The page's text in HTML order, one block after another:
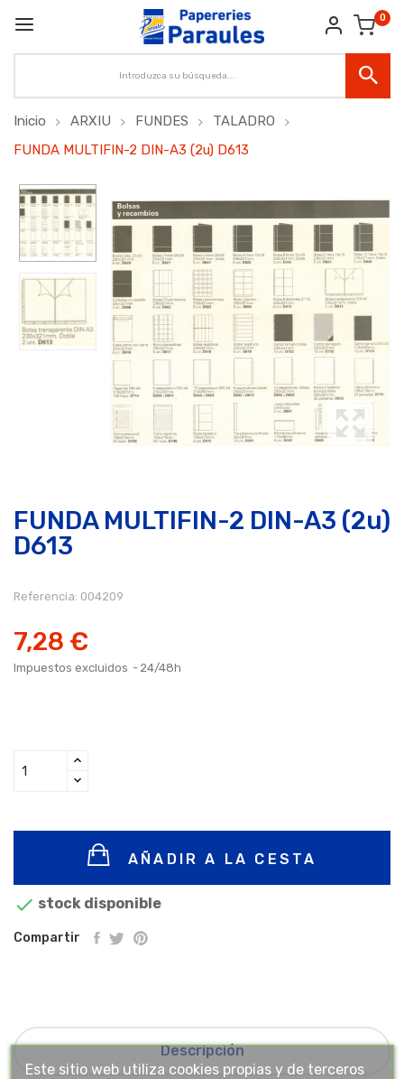
0
Inicio ARXIU FUNDES
TALADRO
FUNDA MULTIFIN-2 DIN-A3 (2u) D613
FUNDA MULTIFIN-2 DIN-A3 (2u)
D613
Referencia: 004209
7,28 €
Impuestos excluidos 24/48h
AÑADIR A LA CESTA
 stock disponible
Compartir
Descripción
Este sitio web utiliza cookies propias y de terceros